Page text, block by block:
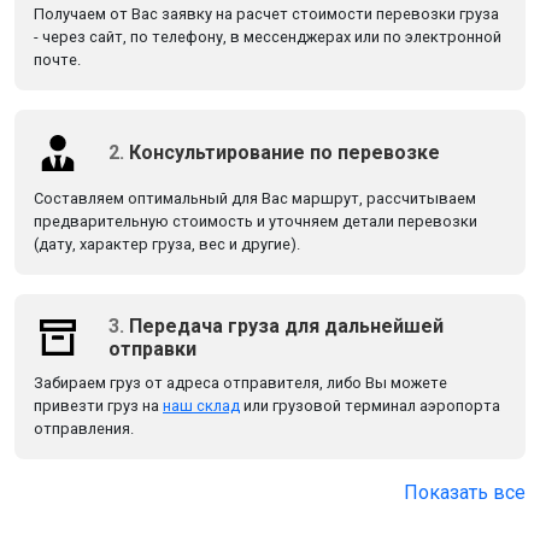
Получаем от Вас заявку на расчет стоимости перевозки груза
- через сайт, по телефону, в мессенджерах или по электронной
почте.
2. Консультирование по перевозке
Составляем оптимальный для Вас маршрут, рассчитываем
предварительную стоимость и уточняем детали перевозки
(дату, характер груза, вес и другие).
3. Передача груза для дальнейшей
отправки
Забираем груз от адреса отправителя, либо Вы можете
привезти груз на наш склад или грузовой терминал аэропорта
отправления.
Показать все